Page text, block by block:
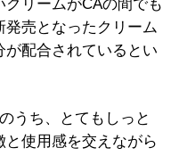
リームがCAの間でも
売となったクリーム
配合されているとい
うち、とてもしっと
と使用感を交えながら